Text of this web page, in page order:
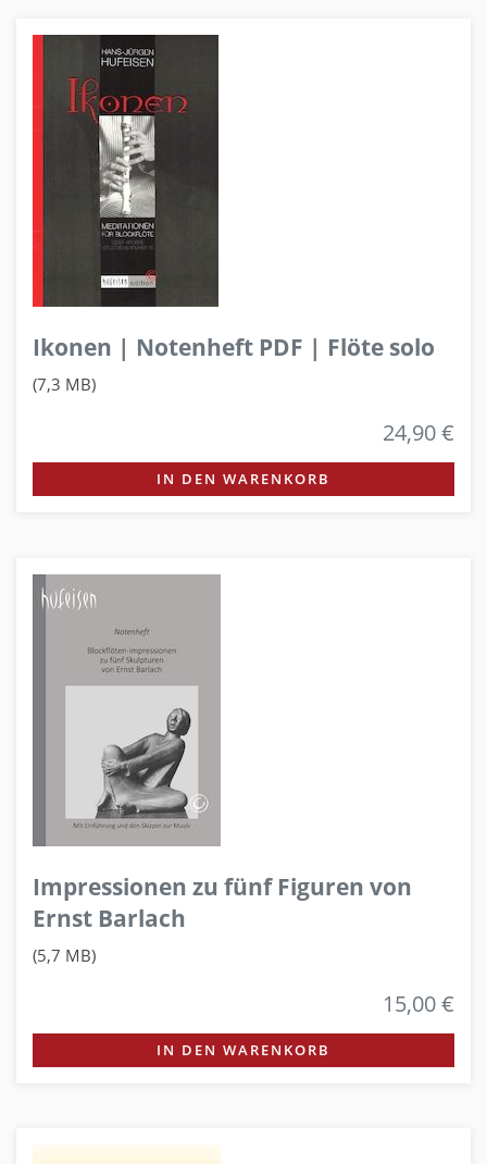
Ikonen | Notenheft PDF | Flöte solo
(7,3 MB)
24,90 €
IN DEN WARENKORB
Impressionen zu fünf Figuren von
Ernst Barlach
(5,7 MB)
15,00 €
IN DEN WARENKORB